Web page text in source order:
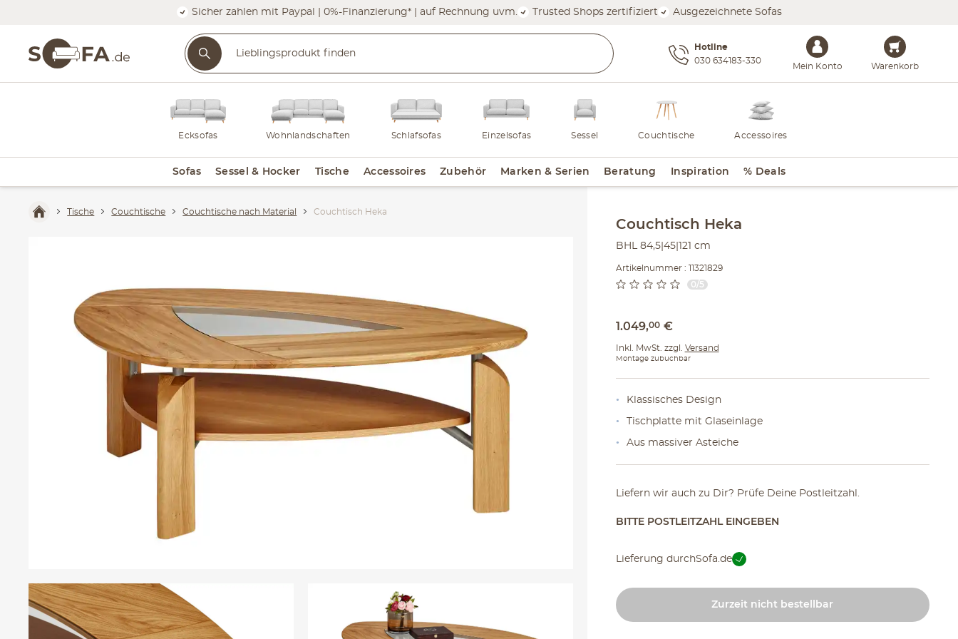
Sicher zahlen mit Paypal | 0%-Finanzierung* | auf Rechnung uvm. Trusted Shops zertifiziert Ausgezeichnete Sofas
Hotline
030 634183-330
Mein Konto Warenkorb
Ecksofas Wohnlandschaften Schlafsofas Einzelsofas Sessel Couchtische Accessoires
Sofas Sessel & Hocker Tische Accessoires Zubehör Marken & Serien Beratung Inspiration % Deals
Tische Couchtische Couchtische nach Material Couchtisch Heka
Couchtisch Heka
BHL 84,5|45|121 cm
Artikelnummer : 11321829
0/5
1.049,00 €
Inkl. MwSt. zzgl. Versand
Montage zubuchbar
Klassisches Design
Tischplatte mit Glaseinlage
Aus massiver Asteiche
Liefern wir auch zu Dir? Prüfe Deine Postleitzahl.
BITTE POSTLEITZAHL EINGEBEN
Lieferung durchSofa.de
Zurzeit nicht bestellbar